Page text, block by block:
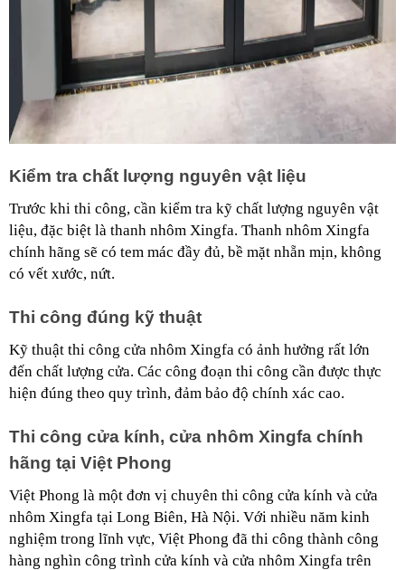
Kiểm tra chất lượng nguyên vật liệu
Trước khi thi công, cần kiểm tra kỹ chất lượng nguyên vật
liệu, đặc biệt là thanh nhôm Xingfa. Thanh nhôm Xingfa
chính hãng sẽ có tem mác đầy đủ, bề mặt nhẵn mịn, không
có vết xước, nứt.
Thi công đúng kỹ thuật
Kỹ thuật thi công cửa nhôm Xingfa có ảnh hưởng rất lớn
đến chất lượng cửa. Các công đoạn thi công cần được thực
hiện đúng theo quy trình, đảm bảo độ chính xác cao.
Thi công cửa kính, cửa nhôm Xingfa chính
hãng tại Việt Phong
Việt Phong là một đơn vị chuyên thi công cửa kính và cửa
nhôm Xingfa tại Long Biên, Hà Nội. Với nhiều năm kinh
nghiệm trong lĩnh vực, Việt Phong đã thi công thành công
hàng nghìn công trình cửa kính và cửa nhôm Xingfa trên